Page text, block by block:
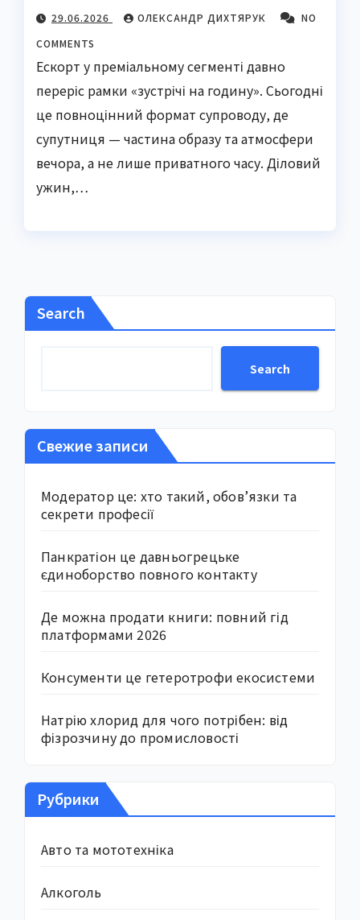
29.06.2026 ОЛЕКСАНДР ДИХТЯРУК
NO
COMMENTS
Ескорт у преміальному сегменті давно
переріс рамки «зустрічі на годину». Сьогодні
це повноцінний формат супроводу, де
супутниця — частина образу та атмосфери
вечора, а не лише приватного часу. Діловий
ужин,…
Search
Search
Свежие записи
Модератор це: хто такий, обов’язки та
секрети професії
Панкратіон це давньогрецьке
єдиноборство повного контакту
Де можна продати книги: повний гід
платформами 2026
Консументи це гетеротрофи екосистеми
Натрію хлорид для чого потрібен: від
фізрозчину до промисловості
Рубрики
Авто та мототехніка
Алкоголь